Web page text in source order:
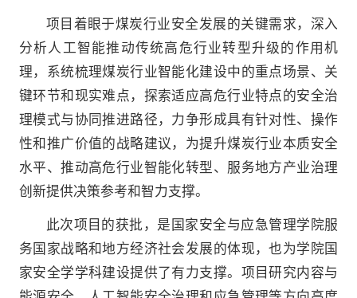
项目着眼于煤炭行业安全发展的关键需求，深入
分析人工智能推动传统高危行业转型升级的作用机
理，系统梳理煤炭行业智能化建设中的重点场景、关
键环节和现实难点，探索适应高危行业特点的安全治
理模式与协同推进路径，力争形成具有针对性、操作
性和推广价值的战略建议，为提升煤炭行业本质安全
水平、推动高危行业智能化转型、服务地方产业治理
创新提供决策参考和智力支撑。
此次项目的获批，是国家安全与应急管理学院服
务国家战略和地方经济社会发展的体现，也为学院国
家安全学学科建设提供了有力支撑。项目研究内容与